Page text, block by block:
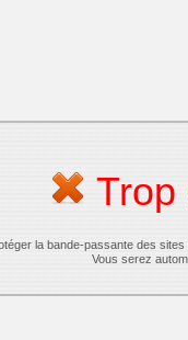
Trop
la bande-passante des
Vous serez